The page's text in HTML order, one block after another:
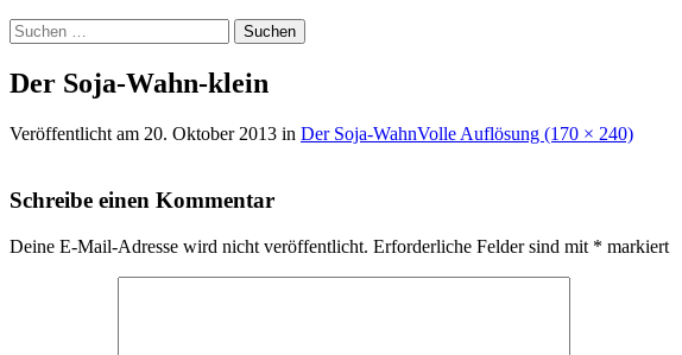
Suchen
nach:
Der Soja-Wahn-klein
Veröffentlicht am 20. Oktober 2013 in Der Soja-WahnVolle Auflösung (170 × 240)
Schreibe einen Kommentar
Deine E-Mail-Adresse wird nicht veröffentlicht. Erforderliche Felder sind mit * markiert